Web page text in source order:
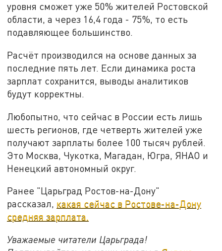
уровня сможет уже 50% жителей Ростовской
области, а через 16,4 года - 75%, то есть
подавляющее большинство.
Расчёт производился на основе данных за
последние пять лет. Если динамика роста
зарплат сохранится, выводы аналитиков
будут корректны.
Любопытно, что сейчас в России есть лишь
шесть регионов, где четверть жителей уже
получают зарплаты более 100 тысяч рублей.
Это Москва, Чукотка, Магадан, Югра, ЯНАО и
Ненецкий автономный округ.
Ранее "Царьград Ростов-на-Дону"
рассказал, какая сейчас в Ростове-на-Дону
средняя зарплата.
Уважаемые читатели Царьграда!